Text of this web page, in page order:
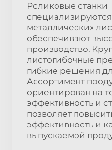
Роликовые станки
специализируются
металлических
обеспечивают
производство.
листогибочные
гибкие решения
Ассортимент
ориентирован на
эффективность и
позволяет
эффективность и
выпускаемой